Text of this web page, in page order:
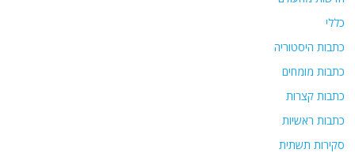
כללי
כתבות היסטוריה
כתבות מומחים
כתבות קצרות
כתבות ראשיות
סקירות תשתית